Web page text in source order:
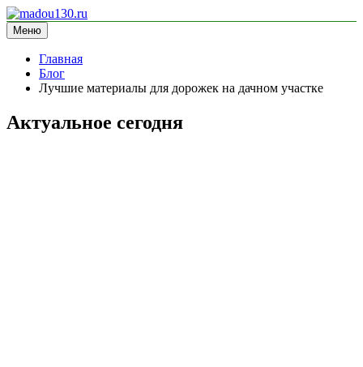
Перейти
к
содержимому
madou130.ru
информационный сайт
Меню
Главная
Блог
Лучшие материалы для дорожек на дачном участке
Актуальное сегодня